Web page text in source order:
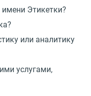
Этикетки?
или аналитику
услугами,